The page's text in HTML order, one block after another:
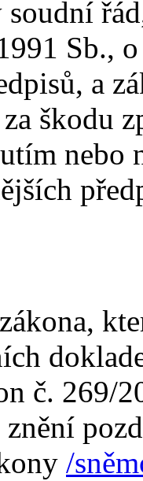
soudní
Sb.,
a
škodu
nebo
č. 269/
/